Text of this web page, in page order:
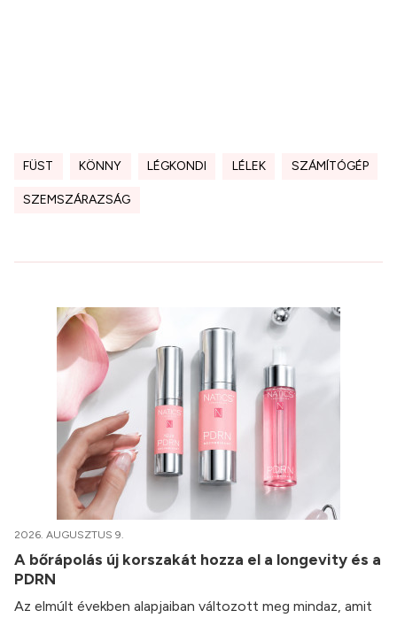
FÜST KÖNNY LÉGKONDI LÉLEK SZÁMÍTÓGÉP
SZEMSZÁRAZSÁG
2026. AUGUSZTUS 9.
A bőrápolás új korszakát hozza el a longevity és a
PDRN
Az elmúlt években alapjaiban változott meg mindaz, amit